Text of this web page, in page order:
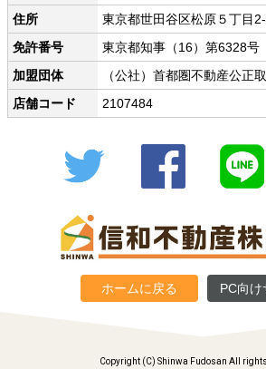
住所
東京都世田谷区松原５丁目
免許番号
東京都知事（16）第6328号
加盟団体
（公社）首都圏不動産公正
店舗コード
2107484
Twitter Facebook
ホームに戻る PC向け
Copyright (C) Shinwa Fudosan All